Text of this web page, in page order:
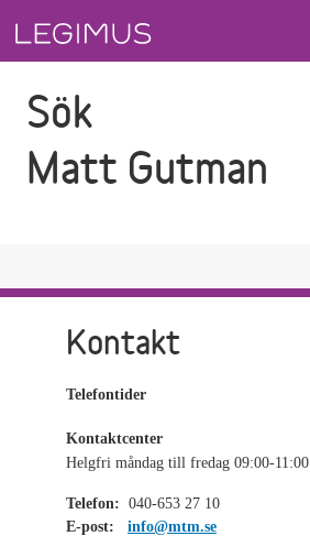
Sök
Matt Gutman
Kontakt
Telefontider
Kontaktcenter
Helgfri måndag till fredag 09:00-11:00
Telefon: 040-653 27 10
E-post:
info@mtm.se